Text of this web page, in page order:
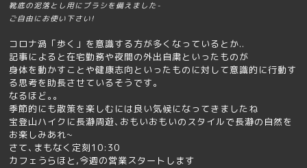
靴底の泥落とし用にブラシを備えました-
ご自由にお使い下さい!
コロナ渦「歩く」を意識する方が多くなっているとか..
記事によると在宅勤務や夜間の外出自粛といったものが
身体を動かすことや健康志向といったものに対して意識的に行動す
る思考を助長させているそうです｡
なるほど｡｡
季節的にも散策を楽しむには良い気候になってきましたね
宝登山ハイクに長瀞周遊､おもいおもいのスタイルで長瀞の自然を
お楽しみあれ~
さて､まもなく定刻10:30
カフェうらほと,今週の営業スタートします